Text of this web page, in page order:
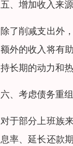
五、增加收入来源
除了削减支出外
额外的收入将有
持长期的动力和热
六、考虑债务重
对于部分上班族
息率、延长还款